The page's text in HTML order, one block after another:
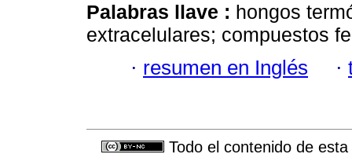
Palabras llave : hongos
extracelulares; compuestos
· resumen en Inglés ·
Todo el contenido de